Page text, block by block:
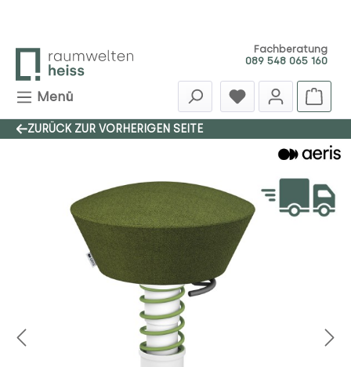
Fachberatung
089 548 065 160
Menü
ZURÜCK ZUR VORHERIGEN SEITE
Bildergalerie überspringen